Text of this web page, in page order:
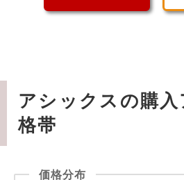
アシックスの購
格帯
価格分布